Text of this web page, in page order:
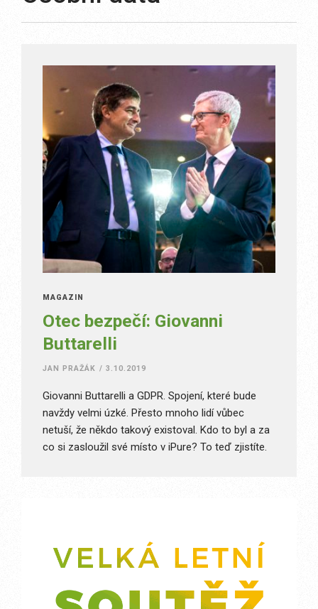
MAGAZÍN
Otec bezpečí: Giovanni
Buttarelli
JAN PRAŽÁK / 3.10.2019
Giovanni Buttarelli a GDPR. Spojení, které bude
navždy velmi úzké. Přesto mnoho lidí vůbec
netuší, že někdo takový existoval. Kdo to byl a za
co si zasloužil své místo v iPure? To teď zjistíte.